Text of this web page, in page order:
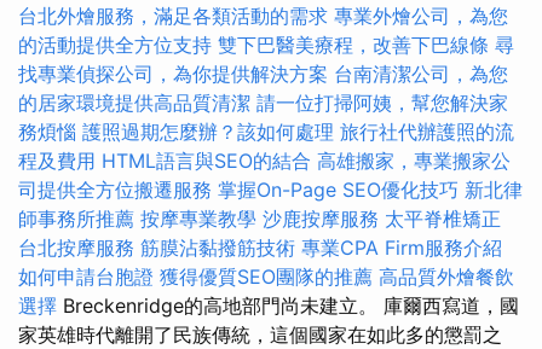
台北外燴服務，滿足各類活動的需求 專業外燴公司，為您
的活動提供全方位支持 雙下巴醫美療程，改善下巴線條 尋
找專業偵探公司，為你提供解決方案 台南清潔公司，為您
的居家環境提供高品質清潔 請一位打掃阿姨，幫您解決家
務煩惱 護照過期怎麼辦？該如何處理 旅行社代辦護照的流
程及費用 HTML語言與SEO的結合 高雄搬家，專業搬家公
司提供全方位搬遷服務 掌握On-Page SEO優化技巧 新北律
師事務所推薦 按摩專業教學 沙鹿按摩服務 太平脊椎矯正
台北按摩服務 筋膜沾黏撥筋技術 專業CPA Firm服務介紹
如何申請台胞證 獲得優質SEO團隊的推薦 高品質外燴餐飲
選擇 Breckenridge的高地部門尚未建立。 庫爾西寫道，國
家英雄時代離開了民族傳統，這個國家在如此多的懲罰之